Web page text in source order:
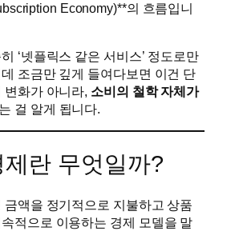
Economy)**의 흐름입니
‘넷플릭스 같은 서비스’ 정도로만
조금만 깊게 들여다보면 이건 단
변화가 아니라, 소비의 철학 자체가
걸 알게 됩니다.
제란 무엇일까?
금액을 정기적으로 지불하고 상품
적으로 이용하는 경제 모델을 말